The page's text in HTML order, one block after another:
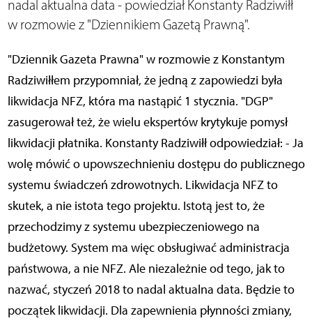
nadal aktualna data - powiedział Konstanty Radziwiłł
w rozmowie z "Dziennikiem Gazetą Prawną".
"Dziennik Gazeta Prawna" w rozmowie z Konstantym
Radziwiłłem przypomniał, że jedną z zapowiedzi była
likwidacja NFZ, która ma nastąpić 1 stycznia. "DGP"
zasugerował też, że wielu ekspertów krytykuje pomysł
likwidacji płatnika. Konstanty Radziwiłł odpowiedział: - Ja
wolę mówić o upowszechnieniu dostępu do publicznego
systemu świadczeń zdrowotnych. Likwidacja NFZ to
skutek, a nie istota tego projektu. Istotą jest to, że
przechodzimy z systemu ubezpieczeniowego na
budżetowy. System ma więc obsługiwać administracja
państwowa, a nie NFZ. Ale niezależnie od tego, jak to
nazwać, styczeń 2018 to nadal aktualna data. Będzie to
początek likwidacji. Dla zapewnienia płynności zmiany,